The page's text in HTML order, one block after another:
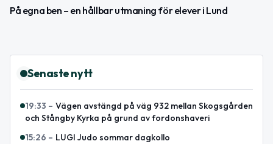
På egna ben – en hållbar utmaning för elever i Lund
Senaste nytt
19:33 – Vägen avstängd på väg 932 mellan Skogsgården
och Stångby Kyrka på grund av fordonshaveri
15:26 – LUGI Judo sommar dagkollo